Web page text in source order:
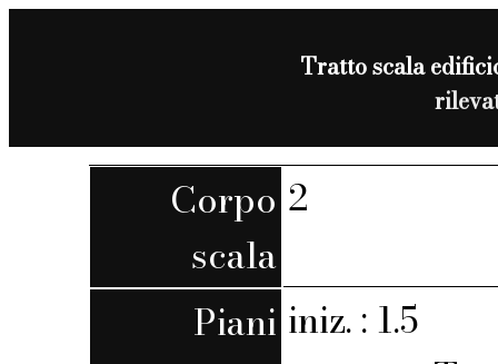
Tratto scala
Corpo
scala
2
Piani iniz. : 1.5